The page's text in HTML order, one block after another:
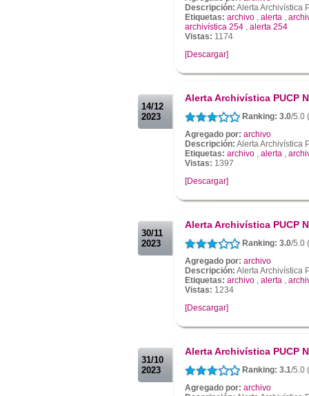
Descripción: Alerta Archivística
Etiquetas: archivo , alerta ,
archivística 254 , alerta 254
Vistas: 1174
[Descargar]
14/12
2023
Alerta Archivística PUCP
Ranking: 3.0/5.0
Agregado por: archivo
Descripción: Alerta Archivística
Etiquetas: archivo , alerta ,
Vistas: 1397
[Descargar]
30/11
2023
Alerta Archivística PUCP
Ranking: 3.0/5.0
Agregado por: archivo
Descripción: Alerta Archivística
Etiquetas: archivo , alerta ,
Vistas: 1234
[Descargar]
31/10
2023
Alerta Archivística PUCP
Ranking: 3.1/5.0
Agregado por: archivo